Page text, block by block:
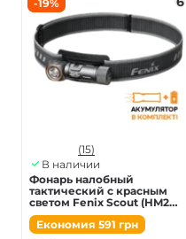
-19%
(15)
В наличии
Фонарь налобный
тактический с красным
светом Fenix Scout (HM23
V2.0) | Лимитированная
серия
Економия 591 грн